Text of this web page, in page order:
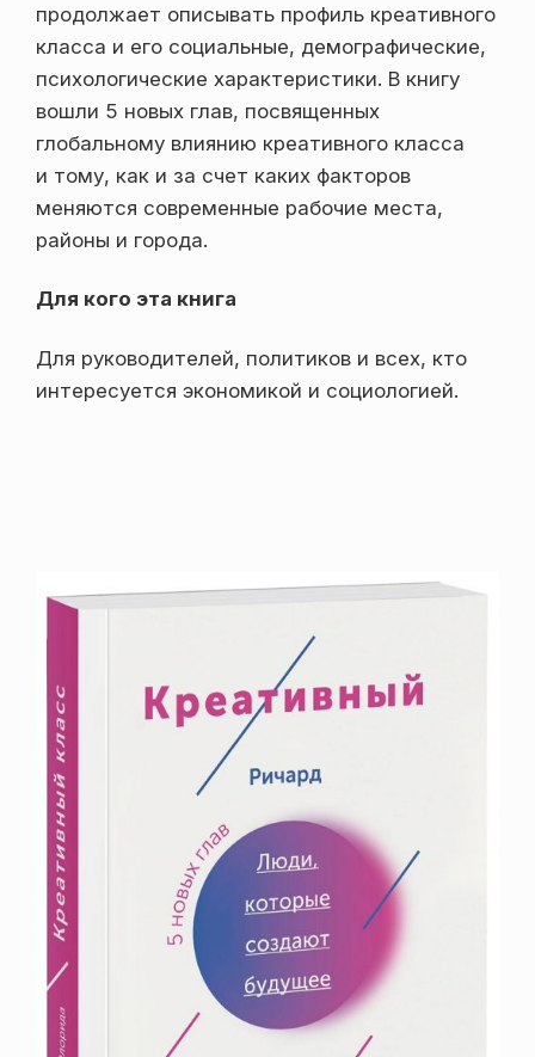
продолжает описывать профиль креативного
класса и его социальные, демографические,
психологические характеристики. В книгу
вошли 5 новых глав, посвященных
глобальному влиянию креативного класса
и тому, как и за счет каких факторов
меняются современные рабочие места,
районы и города.
Для кого эта книга
Для руководителей, политиков и всех, кто
интересуется экономикой и социологией.